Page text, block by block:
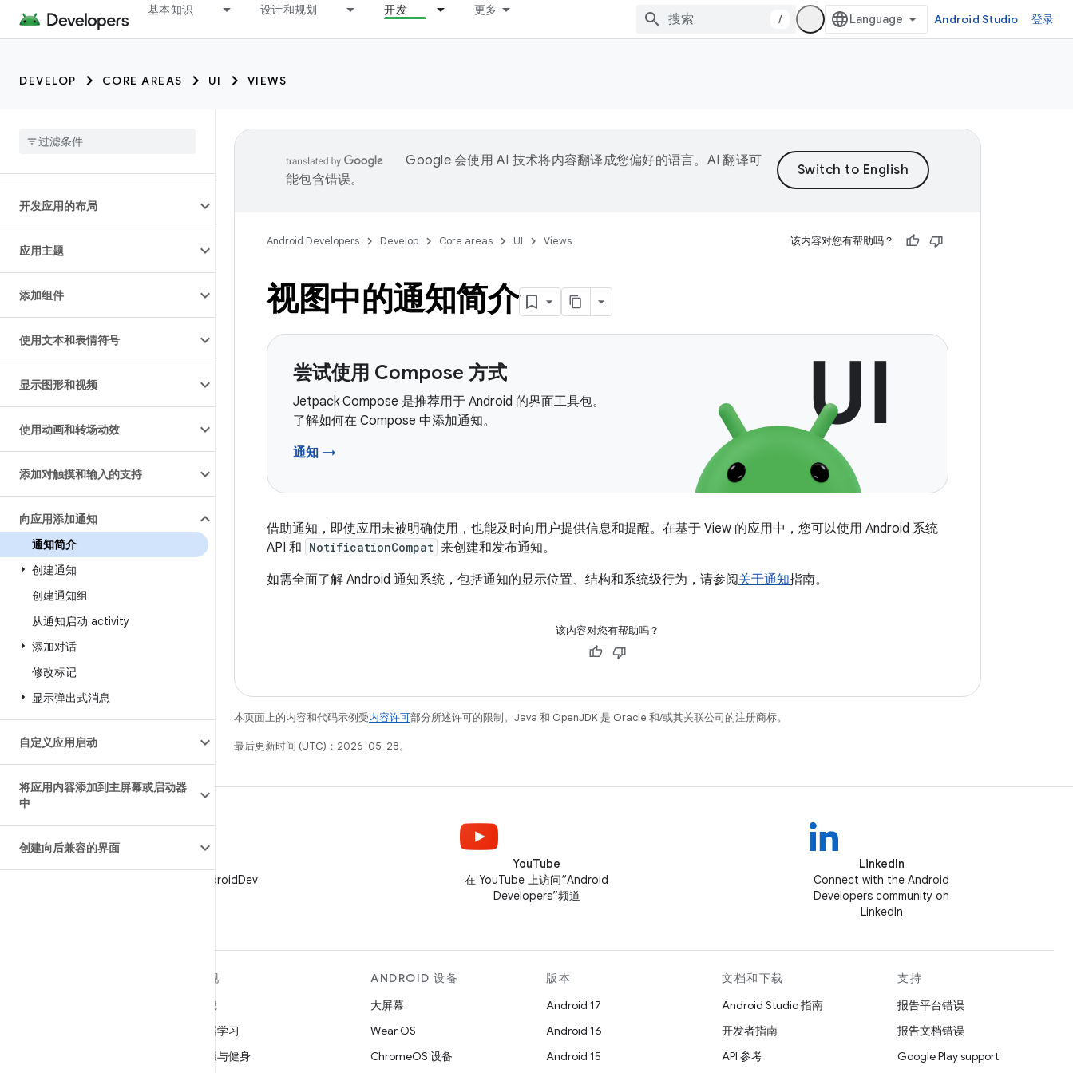
基本知识 设计和规划 开发 更多
/ Android Studio 登录
DEVELOP CORE AREAS UI VIEWS
开发应用的布局
应用主题
添加组件
使用文本和表情符号
显示图形和视频
使用动画和转场动效
添加对触摸和输入的支持
向应用添加通知
通知简介
创建通知
创建通知组
从通知启动 activity
添加对话
修改标记
显示弹出式消息
自定义应用启动
将应用内容添加到主屏幕或启动器
中
创建向后兼容的界面
Google 会使用 AI 技术将内容翻译成您偏好的语言。AI 翻译可
能包含错误。
Android Developers Develop Core areas UI Views 该内容对您有帮助吗？
视图中的通知简介
尝试使用 Compose 方式
Jetpack Compose 是推荐用于 Android 的界面工具包。
了解如何在 Compose 中添加通知。
通知 →
借助通知，即使应用未被明确使用，也能及时向用户提供信息和提醒。在基于 View 的应用中，您可以使用 Android 系统
API 和 NotificationCompat 来创建和发布通知。
如需全面了解 Android 通知系统，包括通知的显示位置、结构和系统级行为，请参阅关于通知指南。
该内容对您有帮助吗？
本页面上的内容和代码示例受内容许可部分所述许可的限制。Java 和 OpenJDK 是 Oracle 和/或其关联公司的注册商标。
最后更新时间 (UTC)：2026-05-28。
在 X 上关注 @AndroidDev
YouTube
在 YouTube 上访问“Android
Developers”频道
LinkedIn
Connect with the Android
Developers community on
LinkedIn
发现
游戏
机器学习
健康与健身
ANDROID 设备
大屏幕
Wear OS
ChromeOS 设备
版本
Android 17
Android 16
Android 15
文档和下载
Android Studio 指南
开发者指南
API 参考
支持
报告平台错误
报告文档错误
Google Play support